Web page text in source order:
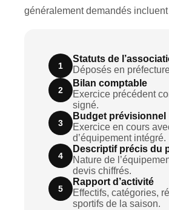
généralement demandés incluent
1
Statuts de
Déposés en
2
Bilan comptable
Exercice précédent
signé.
3
Budget prévisionnel
Exercice en cours
d’équipement intégré.
4
Descriptif précis du
Nature de
devis chiffrés.
5
Rapport d’activité
Effectifs, catégories,
sportifs de la saison.